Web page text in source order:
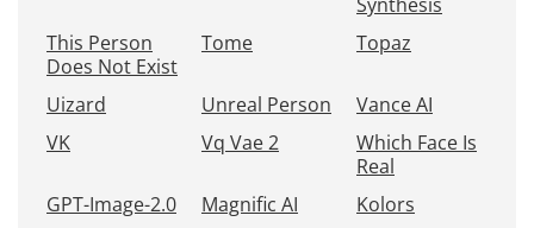
This Person
Does Not Exist
Tome Topaz
Uizard Unreal Person
Vance AI
VK
Vq Vae 2
Which Face Is
Real
GPT-Image-2.0
Magnific AI
Kolors